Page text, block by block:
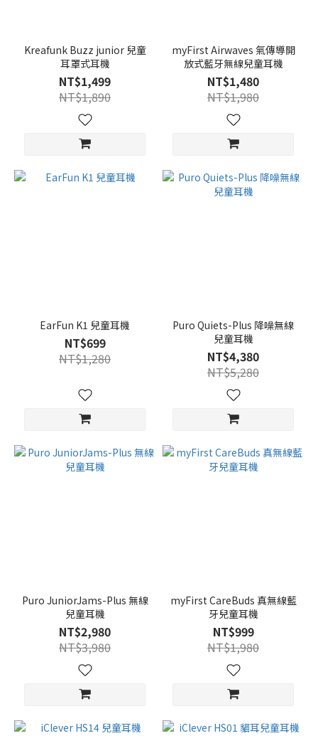
Kreafunk Buzz junior 兒童
耳罩式耳機
NT$1,499
NT$1,890
myFirst Airwaves 氣傳導開
放式藍牙無線兒童耳機
NT$1,480
NT$1,980
EarFun K1 兒童耳機
NT$699
NT$1,280
Puro Quiets-Plus 降噪無線
兒童耳機
NT$4,380
NT$5,280
Puro JuniorJams-Plus 無線
兒童耳機
NT$2,980
NT$3,980
myFirst CareBuds 真無線藍
牙兒童耳機
NT$999
NT$1,980